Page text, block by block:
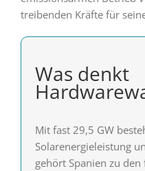
treibenden Kräfte für
Was denkt
Mit fast 29,5 GW
Solarenergieleistung
gehört Spanien zu